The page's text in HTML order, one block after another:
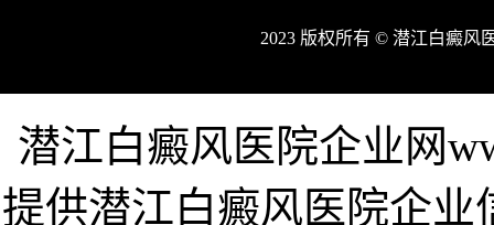
2023 版权所有 © 潜江白癜风
潜江白癜风医院企业网
提供潜江白癜风医院企